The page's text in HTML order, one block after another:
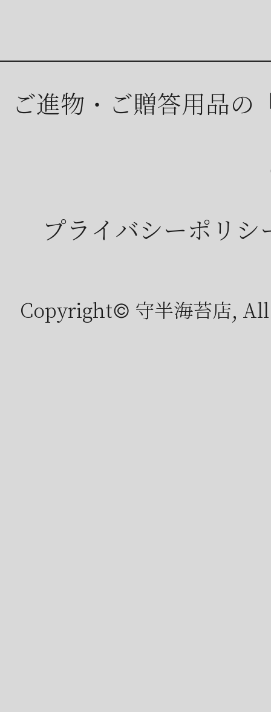
ご進物・ご贈答用品の
プライバシーポリシ
Copyright© 守半海苔店,